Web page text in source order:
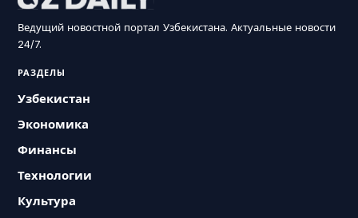
Ведущий новостной портал Узбекистана. Актуальные новости
24/7.
РАЗДЕЛЫ
Узбекистан
Экономика
Финансы
Технологии
Культура